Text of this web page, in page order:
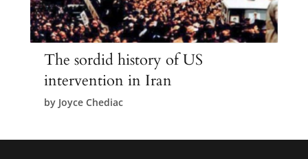
The sordid history of US
intervention in Iran
by Joyce Chediac